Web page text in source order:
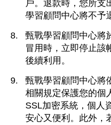
戶。退款時，您所支
學習顧問中心將不予
甄戰學習顧問中心將
冒用時，立即停止該
後續利用。
甄戰學習顧問中心將
相關規定保護您的個
SSL加密系統，個人
安心又便利。此外，